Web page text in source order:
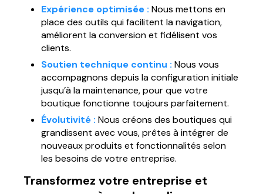
Expérience optimisée : Nous mettons en
place des outils qui facilitent la navigation,
améliorent la conversion et fidélisent vos
clients.
Soutien technique continu : Nous vous
accompagnons depuis la configuration initiale
jusqu’à la maintenance, pour que votre
boutique fonctionne toujours parfaitement.
Évolutivité : Nous créons des boutiques qui
grandissent avec vous, prêtes à intégrer de
nouveaux produits et fonctionnalités selon
les besoins de votre entreprise.
Transformez votre entreprise et